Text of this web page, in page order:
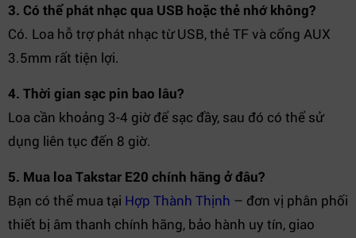
3. Có thể phát nhạc qua USB hoặc thẻ nhớ không?
Có. Loa hỗ trợ phát nhạc từ USB, thẻ TF và cổng AUX
3.5mm rất tiện lợi.
4. Thời gian sạc pin bao lâu?
Loa cần khoảng 3-4 giờ để sạc đầy, sau đó có thể sử
dụng liên tục đến 8 giờ.
5. Mua loa Takstar E20 chính hãng ở đâu?
Bạn có thể mua tại Hợp Thành Thịnh – đơn vị phân phối
thiết bị âm thanh chính hãng, bảo hành uy tín, giao